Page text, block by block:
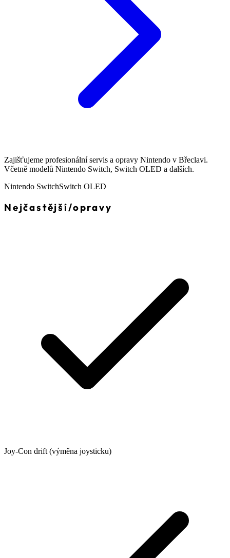
Zajišťujeme profesionální servis a opravy Nintendo v Břeclavi.
Včetně modelů Nintendo Switch, Switch OLED a dalších.
Nintendo SwitchSwitch OLED
Nejčastější/opravy
Joy-Con drift (výměna joysticku)